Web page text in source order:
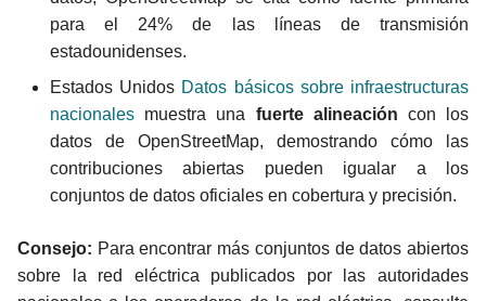
para el 24% de las líneas de transmisión
estadounidenses.
Estados Unidos Datos básicos sobre infraestructuras
nacionales muestra una fuerte alineación con los
datos de OpenStreetMap, demostrando cómo las
contribuciones abiertas pueden igualar a los
conjuntos de datos oficiales en cobertura y precisión.
Consejo: Para encontrar más conjuntos de datos abiertos
sobre la red eléctrica publicados por las autoridades